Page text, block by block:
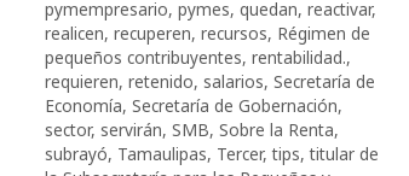
pymempresario, pymes, quedan, reactivar,
realicen, recuperen, recursos, Régimen de
pequeños contribuyentes, rentabilidad.,
requieren, retenido, salarios, Secretaría de
Economía, Secretaría de Gobernación,
sector, servirán, SMB, Sobre la Renta,
subrayó, Tamaulipas, Tercer,tips,titular de